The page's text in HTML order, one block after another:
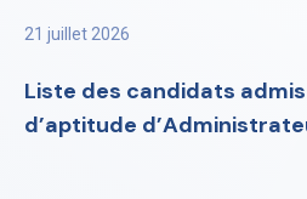
21 juillet 2026
Liste des candidats admis
d’aptitude